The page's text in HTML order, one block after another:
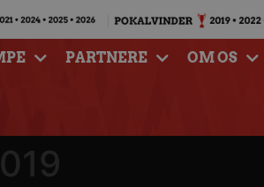
PARTNERE OM OS